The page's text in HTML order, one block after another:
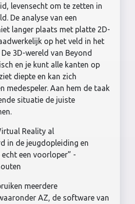
levensecht om te zetten in
De analyse van een
langer plaats met platte 2D-
op het veld in het
3D-wereld van Beyond
en je kunt alle kanten op
diepte en kan zich
medespeler. Aan hem de taak
situatie de juiste
Reality al
in de jeugdopleiding en
een voorloper” -
meerdere
AZ, de software van